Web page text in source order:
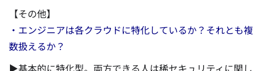
【その他】
・エンジニアは各クラウドに特化しているか？それとも複
数扱えるか？
▶基本的に特化型。両方できる人は稀セキュリティに関し